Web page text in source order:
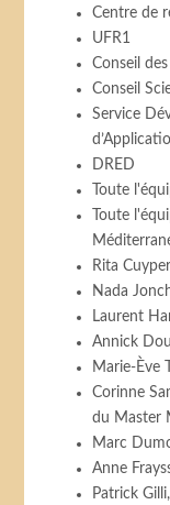
Centre de
UFR1
Conseil
Conseil
Service
DRED
Toute
Toute
Rita
Nada
Laurent
Annick
Marie-Ève
Corinne
du Master
Marc
Anne
Patrick